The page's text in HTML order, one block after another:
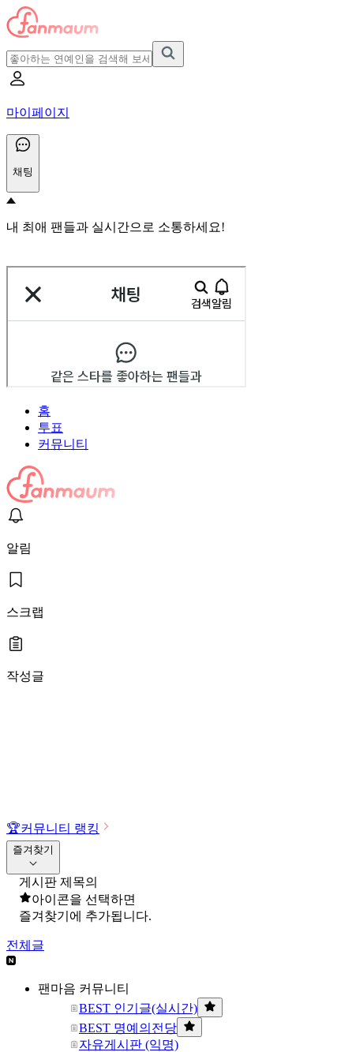
마이페이지
채팅
내 최애 팬들과 실시간으로 소통하세요!
홈
투표
커뮤니티
알림
스크랩
작성글
🏆커뮤니티 랭킹
즐겨찾기
게시판 제목의
아이콘을 선택하면
즐겨찾기에 추가됩니다.
전체글
팬마음 커뮤니티
BEST 인기글(실시간)
BEST 명예의전당
자유게시판 (익명)